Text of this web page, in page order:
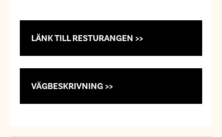
LÄNK TILL RESTURANGEN >>
VÄGBESKRIVNING >>